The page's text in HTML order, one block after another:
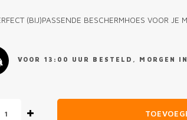
(BIJ)PASSENDE BESCHERMHOES VOOR JE
VOOR 13:00 UUR BESTELD, MORGEN